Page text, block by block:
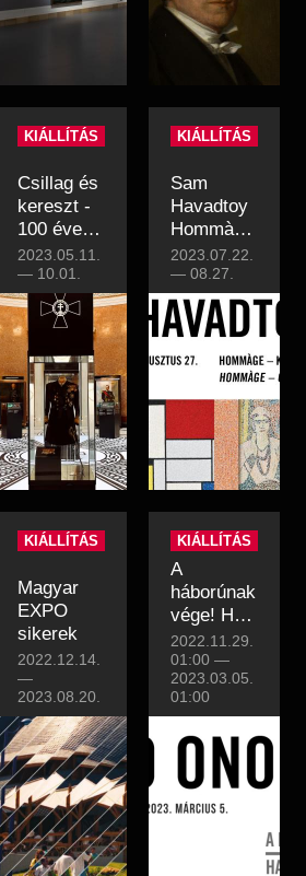
KIÁLLÍTÁS
Csillag és
kereszt -
100 éves
a Magyar
Érdemrend
2023.05.11.
— 10.01.
KIÁLLÍTÁS
Sam
Havadtoy
Hommàge
–
Kulturális
migráció
2023.07.22.
— 08.27.
KIÁLLÍTÁS
Magyar
EXPO
sikerek
2022.12.14.
—
2023.08.20.
KIÁLLÍTÁS
A
háborúnak
vége! Ha
akarod
2022.11.29.
01:00 —
2023.03.05.
01:00